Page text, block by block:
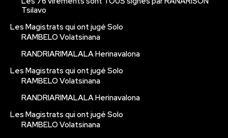
Tsilavo
Les Magistrats qui ont jugé Solo
RAMBELO Volatsinana
RANDRIARIMALALA Herinavalona
Les Magistrats qui ont jugé Solo
RAMBELO Volatsinana
RANDRIARIMALALA Herinavalona
Les Magistrats qui ont jugé Solo
RAMBELO Volatsinana